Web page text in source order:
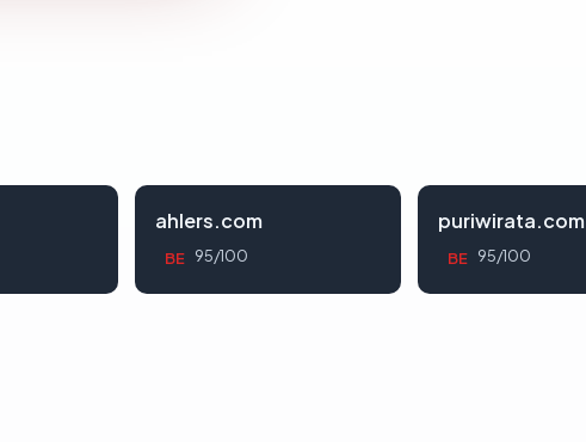
ahlers.com
BE 95/100
puriwirata.com
BE 95/100